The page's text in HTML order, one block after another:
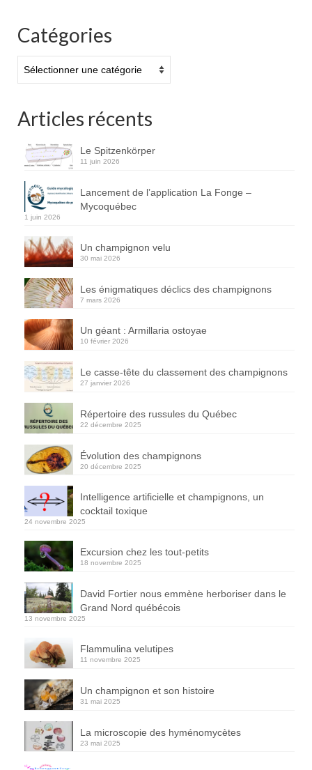
Catégories
Articles récents
Le Spitzenkörper
11 juin 2026
Lancement de l’application La Fonge –
Mycoquébec
1 juin 2026
Un champignon velu
30 mai 2026
Les énigmatiques déclics des champignons
7 mars 2026
Un géant : Armillaria ostoyae
10 février 2026
Le casse-tête du classement des champignons
27 janvier 2026
Répertoire des russules du Québec
22 décembre 2025
Évolution des champignons
20 décembre 2025
Intelligence artificielle et champignons, un
cocktail toxique
24 novembre 2025
Excursion chez les tout-petits
18 novembre 2025
David Fortier nous emmène herboriser dans le
Grand Nord québécois
13 novembre 2025
Flammulina velutipes
11 novembre 2025
Un champignon et son histoire
31 mai 2025
La microscopie des hyménomycètes
23 mai 2025